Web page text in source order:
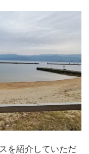
を紹介していただ